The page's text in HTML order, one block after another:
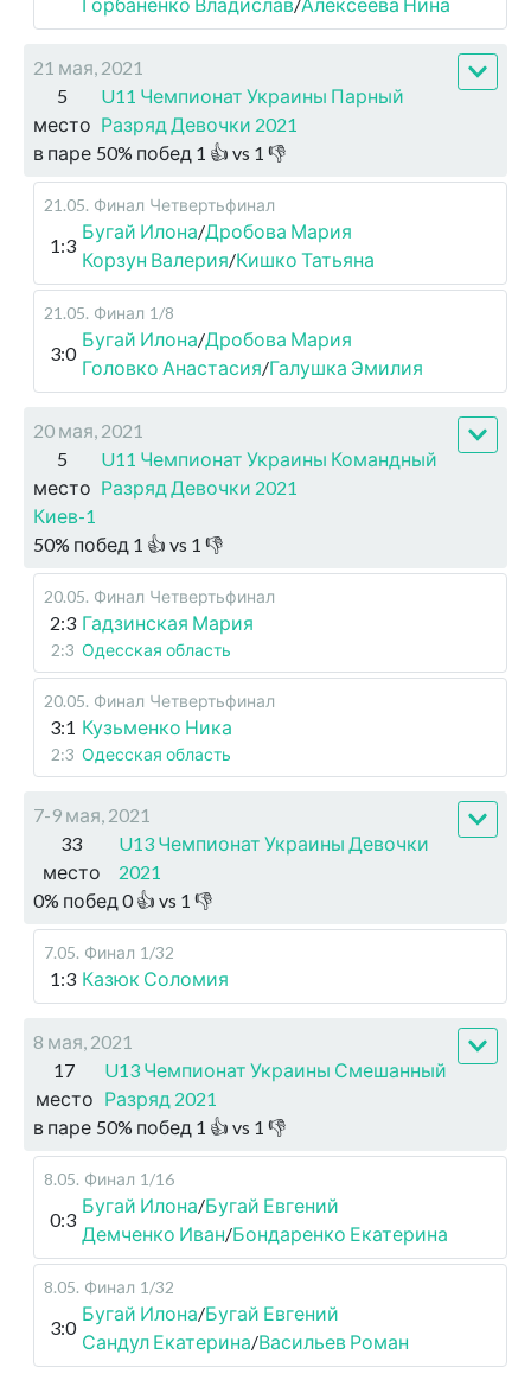
21 мая, 2021
5
место
U11 Чемпионат Украины Парный
Разряд Девочки 2021
в паре 50% побед 1 👍 vs 1 👎
21.05. Финал Четвертьфинал
1:3
Бугай Илона/Дробова Мария
Корзун Валерия/Кишко Татьяна
21.05. Финал 1/8
3:0
Бугай Илона/Дробова Мария
Головко Анастасия/Галушка Эмилия
20 мая, 2021
5
место
U11 Чемпионат Украины Командный
Разряд Девочки 2021
Киев-1
50% побед 1 👍 vs 1 👎
20.05. Финал Четвертьфинал
2:3 Гадзинская Мария
2:3 Одесская область
20.05. Финал Четвертьфинал
3:1 Кузьменко Ника
2:3 Одесская область
7-9 мая, 2021
33
место
U13 Чемпионат Украины Девочки
2021
0% побед 0👍 vs 1 👎
7.05. Финал 1/32
1:3 Казюк Соломия
8 мая, 2021
17
место
U13 Чемпионат Украины Смешанный
Разряд 2021
в паре 50% побед 1 👍 vs 1 👎
8.05. Финал 1/16
0:3
Бугай Илона/Бугай Евгений
Демченко Иван/Бондаренко Екатерина
8.05. Финал 1/32
3:0
Бугай Илона/Бугай Евгений
Сандул Екатерина/Васильев Роман